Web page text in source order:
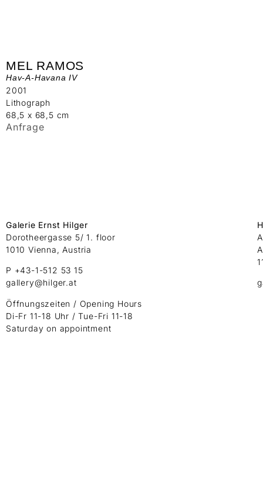
MEL RAMOS
Hav-A-Havana IV
2001
Lithograph
68,5 x 68,5 cm
Anfrage
Galerie Ernst Hilger
Dorotheergasse 5/ 1. floor
1010 Vienna, Austria
P +43-1-512 53 15
gallery@hilger.at
Öffnungszeiten / Opening Hours
Di-Fr 11-18 Uhr / Tue-Fri 11-18
Saturday on appointment